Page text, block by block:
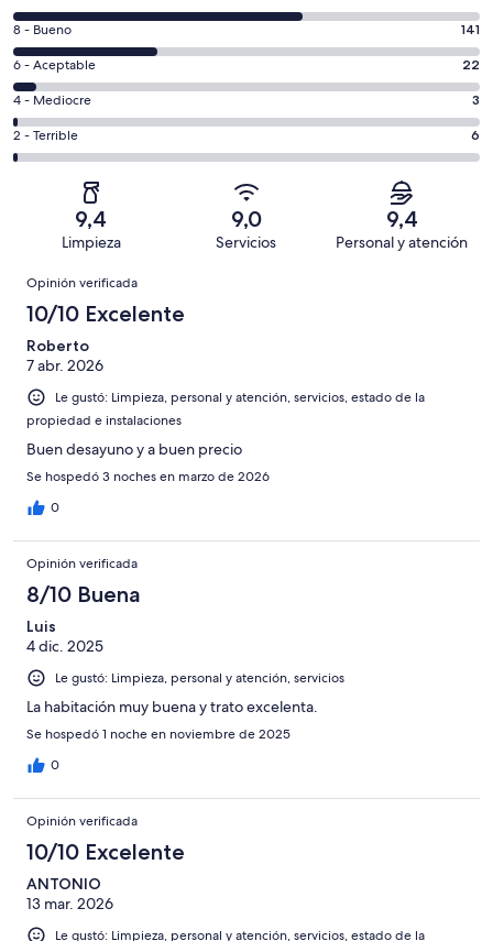
10
-
Excelente.
285
de
457
opiniones
Evaluación:
8
-
Bueno.
141
de
opiniones
8 - Bueno 141
Evaluación:
6
-
Aceptable.
22
opiniones
6 - Aceptable 22
Evaluación:
4
-
4 - Mediocre 3
Evaluación:
2
457
2 - Terrible 6
9,4
Limpieza
9,0
Servicios
9,4
Personal y atención
Opiniones
Opinión verificada
10/10 Excelente
Roberto
7 abr. 2026
Le gustó: Limpieza, personal y atención, servicios, estado de la
propiedad e instalaciones
Buen desayuno y a buen precio
Se hospedó 3 noches en marzo de 2026
0
Opinión verificada
8/10 Buena
Luis
4 dic. 2025
Le gustó: Limpieza, personal y atención, servicios
La habitación muy buena y trato excelenta.
Se hospedó 1 noche en noviembre de 2025
0
Opinión verificada
10/10 Excelente
ANTONIO
13 mar. 2026
Le gustó: Limpieza, personal y atención, servicios, estado de la